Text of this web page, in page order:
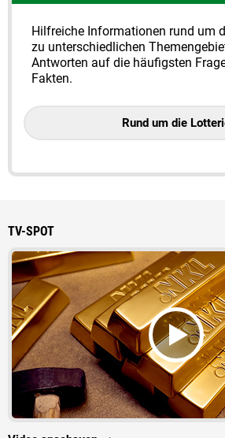
Hilfreiche Informationen rund um
zu unter­schiedlichen
Antworten auf die häufigsten
Fakten.
Rund um die
TV-SPOT